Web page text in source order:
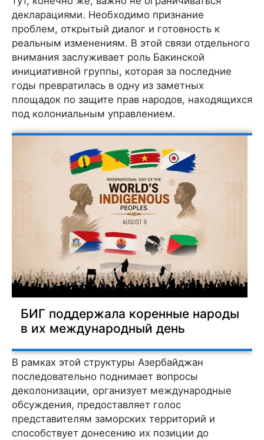
декларациями. Необходимо признание
проблем, открытый диалог и готовность к
реальным изменениям. В этой связи отдельного
внимания заслуживает роль Бакинской
инициативной группы, которая за последние
годы превратилась в одну из заметных
площадок по защите прав народов, находящихся
под колониальным управлением.
БИГ поддержала коренные народы
в их международный день
В рамках этой структуры Азербайджан
последовательно поднимает вопросы
деколонизации, организует международные
обсуждения, предоставляет голос
представителям заморских территорий и
способствует донесению их позиции до